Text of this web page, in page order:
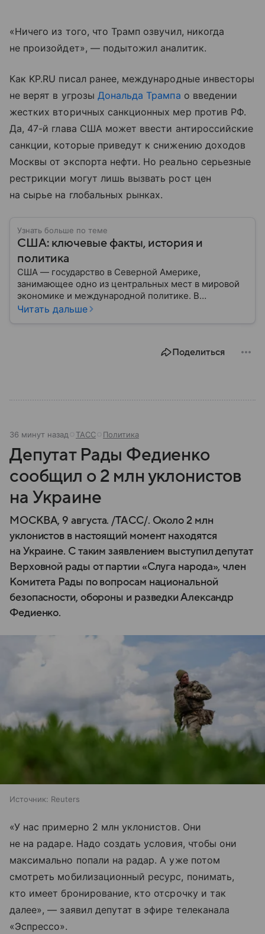
«Ничего из того, что Трамп озвучил, никогда
не произойдет», — подытожил аналитик.
Как KP.RU писал ранее, международные инвесторы
не верят в угрозы Дональда Трампа о введении
жестких вторичных санкционных мер против РФ.
Да, 47-й глава США может ввести антироссийские
санкции, которые приведут к снижению доходов
Москвы от экспорта нефти. Но реально серьезные
рестрикции могут лишь вызвать рост цен
на сырье на глобальных рынках.
Узнать больше по теме
США: ключевые факты, история и
политика
США — государство в Северной Америке,
занимающее одно из центральных мест в мировой
экономике и международной политике. В
материале — основные сведения об этой стране.
Читать дальше
Поделиться
36 минут назад ТАСС Политика
Депутат Рады Федиенко
сообщил о 2 млн уклонистов
на Украине
МОСКВА, 9 августа. /ТАСС/. Около 2 млн
уклонистов в настоящий момент находятся
на Украине. С таким заявлением выступил депутат
Верховной рады от партии «Слуга народа», член
Комитета Рады по вопросам национальной
безопасности, обороны и разведки Александр
Федиенко.
Источник: Reuters
«У нас примерно 2 млн уклонистов. Они
не на радаре. Надо создать условия, чтобы они
максимально попали на радар. А уже потом
смотреть мобилизационный ресурс, понимать,
кто имеет бронирование, кто отсрочку и так
далее», — заявил депутат в эфире телеканала
«Эспрессо».